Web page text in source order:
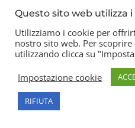
Copyright 2026 ©
Questo sito web utilizza i
Utilizziamo i cookie per
nostro sito web. Per
utilizzando clicca su
Impostazione cookie
RIFIUTA